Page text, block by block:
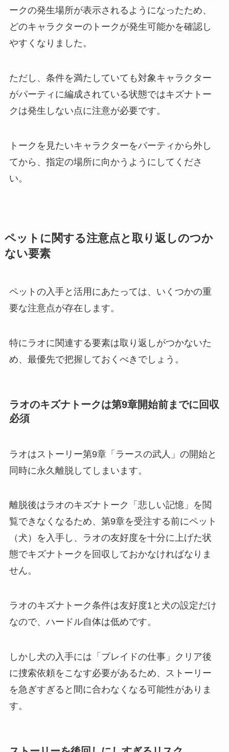
ークの発生場所が表示されるようになったため、
どのキャラクターのトークが発生可能かを確認し
やすくなりました。
ただし、条件を満たしていても対象キャラクター
がパーティに編成されている状態ではキズナトー
クは発生しない点に注意が必要です。
トークを見たいキャラクターをパーティから外し
てから、指定の場所に向かうようにしてくださ
い。
ペットに関する注意点と取り返しのつか
ない要素
ペットの入手と活用にあたっては、いくつかの重
要な注意点が存在します。
特にラオに関連する要素は取り返しがつかないた
め、最優先で把握しておくべきでしょう。
ラオのキズナトークは第9章開始前までに回収
必須
ラオはストーリー第9章「ラースの武人」の開始と
同時に永久離脱してしまいます。
離脱後はラオのキズナトーク「悲しい記憶」を閲
覧できなくなるため、第9章を受注する前にペット
（犬）を入手し、ラオの友好度を十分に上げた状
態でキズナトークを回収しておかなければなりま
せん。
ラオのキズナトーク条件は友好度1と犬の設定だけ
なので、ハードル自体は低めです。
しかし犬の入手には「ブレイドの仕事」クリア後
に捜索依頼をこなす必要があるため、ストーリー
を急ぎすぎると間に合わなくなる可能性がありま
す。